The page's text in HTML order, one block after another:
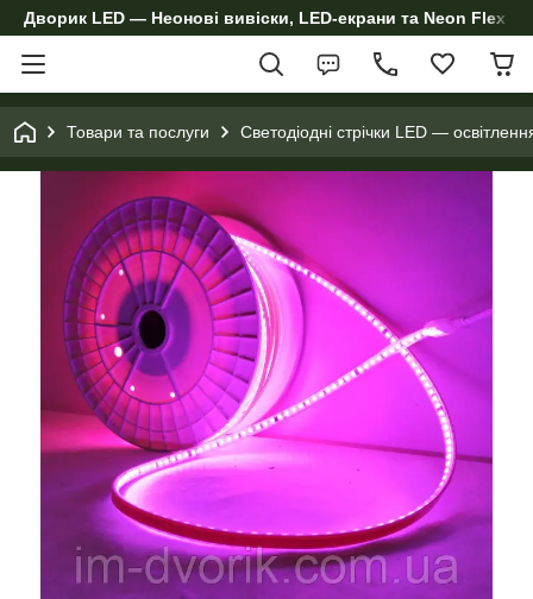
Дворик LED — Неонові вивіски, LED-екрани та Neon Flex
Товари та послуги Светодіодні стрічки LED —